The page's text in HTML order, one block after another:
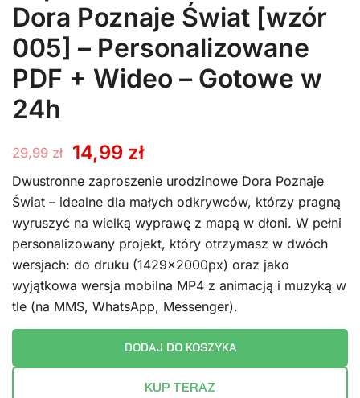
Dora Poznaje Świat [wzór
005] – Personalizowane
PDF + Wideo – Gotowe w
24h
29,99zł
Pierwotna
cena
wynosiła:
29,99 zł.
14,99 złAktualna
cena
wynosi:
14,99 zł.
Dwustronne zaproszenie urodzinowe Dora Poznaje
Świat – idealne dla małych odkrywców, którzy pragną
wyruszyć na wielką wyprawę z mapą w dłoni. W pełni
personalizowany projekt, który otrzymasz w dwóch
wersjach: do druku (1429x2000px) oraz jako
wyjątkowa wersja mobilna MP4 z animacją i muzyką w
tle (na MMS, WhatsApp, Messenger).
DODAJ DO KOSZYKA
KUP TERAZ